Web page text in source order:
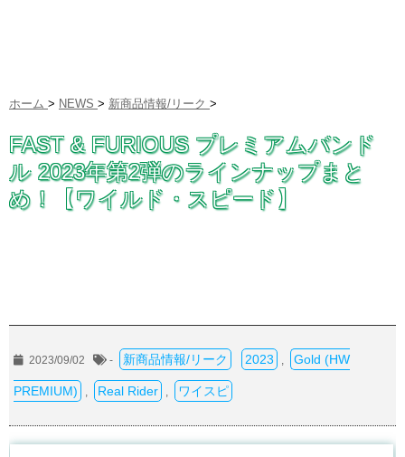
ホーム > NEWS > 新商品情報/リーク >
FAST & FURIOUS プレミアムバンド
ル 2023年第2弾のラインナップまと
め！【ワイルド・スピード】
2023/09/02 - 新商品情報/リーク 2023 Gold (HW
PREMIUM) Real Rider ワイスピ